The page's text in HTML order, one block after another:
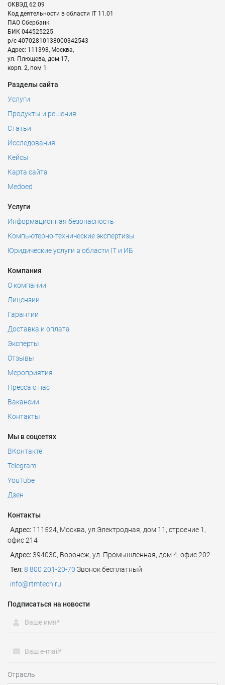
ОКВЭД 62.09
Код деятельности в области IT 11.01
ПАО Сбербанк
БИК 044525225
р/с 40702810138000342543
Адрес: 111398, Москва,
ул. Плющева, дом 17,
корп. 2, пом 1
Разделы сайта
Услуги
Продукты и решения
Статьи
Исследования
Кейсы
Карта сайта
Medoed
Услуги
Информационная безопасность
Компьютерно-технические экспертизы
Юридические услуги в области IT и ИБ
Компания
О компании
Лицензии
Гарантии
Доставка и оплата
Эксперты
Отзывы
Мероприятия
Пресса о нас
Вакансии
Контакты
Мы в соцсетях
ВКонтакте
Telegram
YouTube
Дзен
Контакты
Адрес: 111524, Москва, ул.Электродная, дом 11, строение 1,
офис 214
Адрес:394030, Воронеж, ул. Промышленная, дом 4, офис 202
Тел:8 800 201-20-70 Звонок бесплатный
info@rtmtech.ru
Подписаться на новости
Отрасль